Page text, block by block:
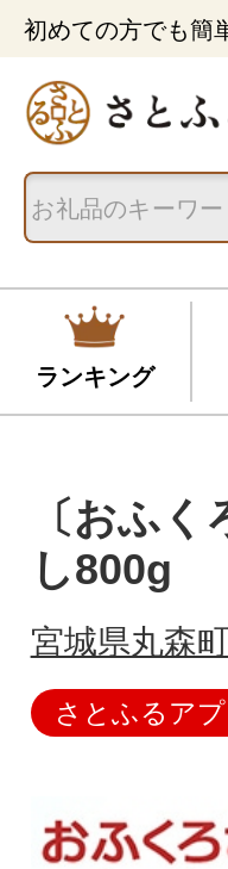
初めての方でも簡
ランキング
〔おふ
し800g
宮城県丸森
さとふるア